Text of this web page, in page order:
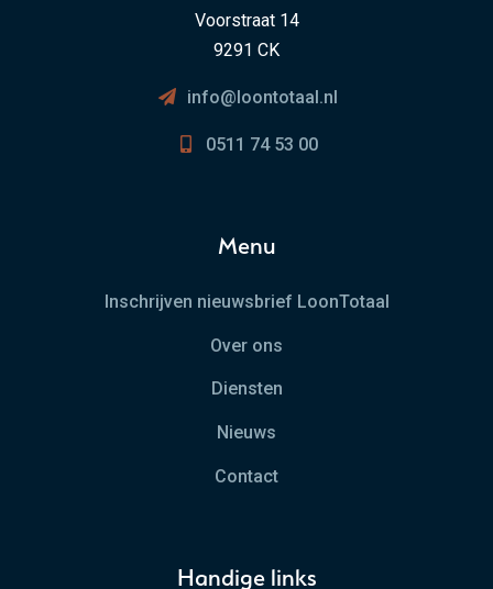
Voorstraat 14
9291 CK
info@loontotaal.nl
0511 74 53 00
Menu
Inschrijven nieuwsbrief LoonTotaal
Over ons
Diensten
Nieuws
Contact
Handige links